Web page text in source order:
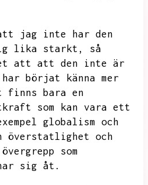
jag inte har den
lika starkt,
så
att att den inte är
har börjat känna mer
finns bara en
som kan vara ett
globalism och
överstatlighet och
som
sig åt.